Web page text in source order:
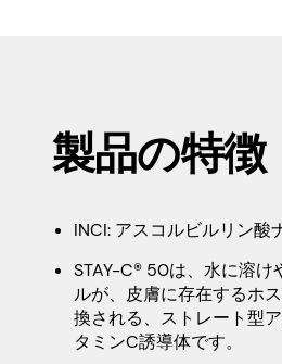
製品の特徴
INCI: アスコルビルリン酸
STAY-C® 50は、水に溶
ルが、皮膚に存在するホ
換される、ストレート型
タミンC誘導体です。